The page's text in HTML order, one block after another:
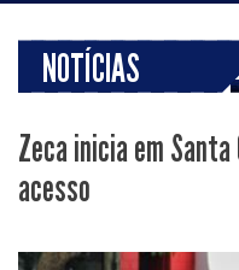
NOTÍCIAS
Zeca inicia em
acesso